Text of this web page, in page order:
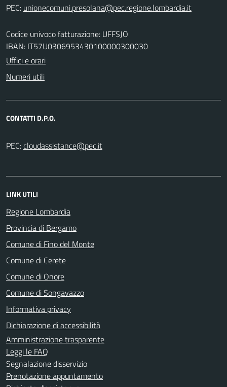
PEC:
Codice univoco fatturazione: UFFSJO
IBAN: IT57U0306953430100000300030
Uffici e orari
Numeri utili
CONTATTI D.P.O.
PEC:
LINK UTILI
Regione Lombardia
Provincia di Bergamo
Comune di Fino del Monte
Comune di Cerete
Comune di Onore
Comune di Songavazzo
Informativa privacy
Dichiarazione di accessibilità
Amministrazione trasparente
Leggi le FAQ
Segnalazione disservizio
Prenotazione appuntamento